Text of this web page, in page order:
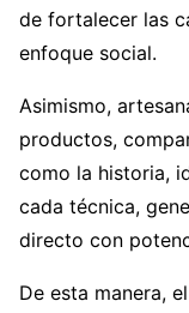
de fortalecer las
enfoque social.
Asimismo,
productos,
como la historia,
cada técnica,
directo con
De esta manera,